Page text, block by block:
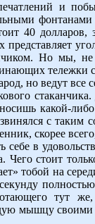
и
фонтанами
40
Но мы, не
тележки
но ведут все
какой-
с
скорее
себе в
стоит
тобой на
тут
мышцу